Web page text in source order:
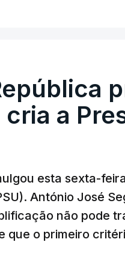
a
esta sexta-
António José
não pode
que o primeiro